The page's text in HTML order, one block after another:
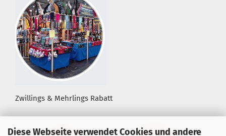
Diese Webseite verwendet Cookies und andere
Zwillings & Mehrlings Rabatt